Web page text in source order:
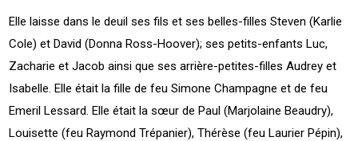
Elle laisse dans le deuil ses fils et ses belles-filles Steven (Karlie
Cole) et David (Donna Ross-Hoover); ses petits-enfants Luc,
Zacharie et Jacob ainsi que ses arrière-petites-filles Audrey et
Isabelle. Elle était la fille de feu Simone Champagne et de feu
Emeril Lessard. Elle était la sœur de Paul (Marjolaine Beaudry),
Louisette (feu Raymond Trépanier), Thérèse (feu Laurier Pépin),